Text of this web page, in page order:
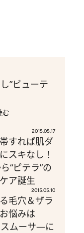
”ビューテ
む
2015.05.17
すれば肌ダ
スキなし！
“ピテラ”の
ア誕生
2015.05.10
毛穴＆ザラ
悩みは
スムーサ―に